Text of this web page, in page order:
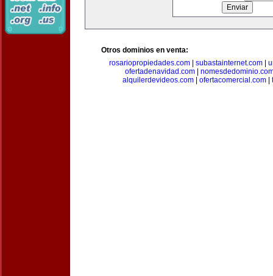
Otros dominios en venta:
rosariopropiedades.com| subastainternet.com|
ofertadenavidad.com|
alquilerdevideos.com
ofertacomercial.com